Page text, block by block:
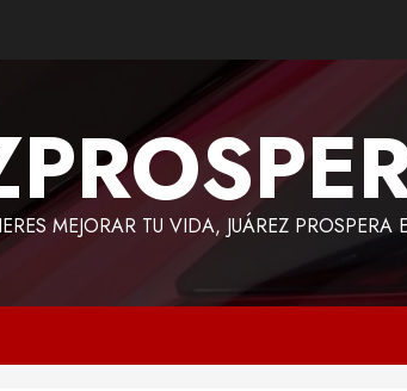
MEJORAR TU VIDA, JUÁREZ